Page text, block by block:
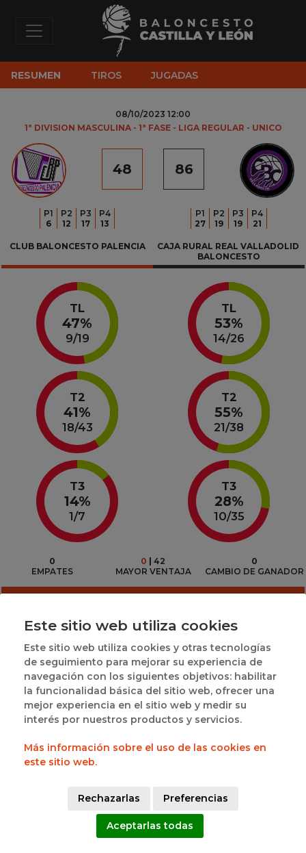
RESUMEN TIROS JUGADAS
08/10/2023 12:00
1ª DIVISION MASCULINA - 1ª FASE - LIGA REGULAR - UNICO
48
P1
6
P2
12
P3
17
P4
13
CLUB BALONCESTO PALENCIA
86
P1
27
P2
19
P3
19
P4
21
CAJA RURAL REAL VALLADOLID
BALONCESTO
TL
47%
9/19
T2
41%
18/43
T3
14%
1/7
TL
53%
14/26
T2
55%
21/38
T3
28%
10/35
0
EMPATES
0
42
MAYOR VENTAJA
0
CAMBIO DE GANADOR
JUGADORES DESTACADOS POR EQUIPO
#11
HUGO RODRIGUEZ
DOMINGUEZ
11
PTS
0
2
#17
IGNACIO GARCIA
GALLARDO
13
2
4
Este sitio web utiliza cookies
Este sitio web utiliza cookies y otras tecnologías
de seguimiento para mejorar su experiencia de
navegación con los siguientes objetivos: habilitar
la funcionalidad básica del sitio web, ofrecer una
mejor experiencia en el sitio web y medir su
interés por nuestros productos y servicios.
Más información sobre el uso de las cookies en
este sitio web.
Rechazarlas Preferencias
Aceptarlas todas